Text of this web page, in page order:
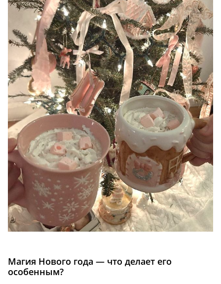
Магия Нового года — что делает его
особенным?